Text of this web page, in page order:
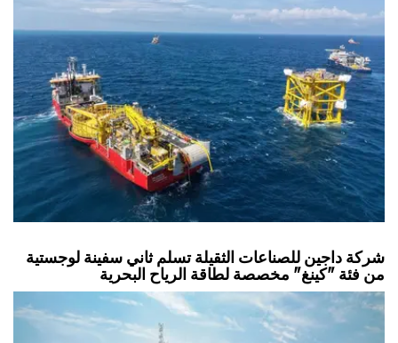
شركة داجين للصناعات الثقيلة تسلم ثاني سفينة لوجستية
من فئة "كينغ" مخصصة لطاقة الرياح البحرية